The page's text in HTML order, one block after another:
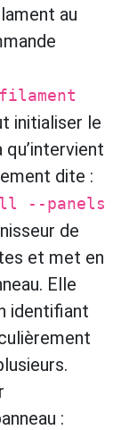
au
initialiser le
qu’intervient
dite :
--panels
de
et met en
Elle
identifiant
: